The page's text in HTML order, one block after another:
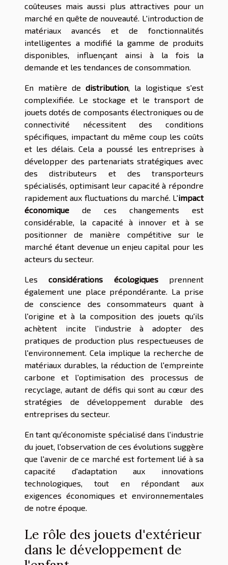
coûteuses mais aussi plus attractives pour un
marché en quête de nouveauté. L'introduction de
matériaux avancés et de fonctionnalités
intelligentes a modifié la gamme de produits
disponibles, influençant ainsi à la fois la
demande et les tendances de consommation.
En matière de distribution, la logistique s'est
complexifiée. Le stockage et le transport de
jouets dotés de composants électroniques ou de
connectivité nécessitent des conditions
spécifiques, impactant du même coup les coûts
et les délais. Cela a poussé les entreprises à
développer des partenariats stratégiques avec
des distributeurs et des transporteurs
spécialisés, optimisant leur capacité à répondre
rapidement aux fluctuations du marché. L'impact
économique de ces changements est
considérable, la capacité à innover et à se
positionner de manière compétitive sur le
marché étant devenue un enjeu capital pour les
acteurs du secteur.
Lesconsidérations écologiquesprennent
également une place prépondérante. La prise
de conscience des consommateurs quant à
l'origine et à la composition des jouets qu'ils
achètent incite l'industrie à adopter des
pratiques de production plus respectueuses de
l'environnement. Cela implique la recherche de
matériaux durables, la réduction de l'empreinte
carbone et l'optimisation des processus de
recyclage, autant de défis qui sont au cœur des
stratégies de développement durable des
entreprises du secteur.
En tant qu'économiste spécialisé dans l'industrie
du jouet, l'observation de ces évolutions suggère
que l'avenir de ce marché est fortement lié à sa
capacité d'adaptation aux innovations
technologiques, tout en répondant aux
exigences économiques et environnementales
de notre époque.
Le rôle des jouets d'extérieur
dans le développement de